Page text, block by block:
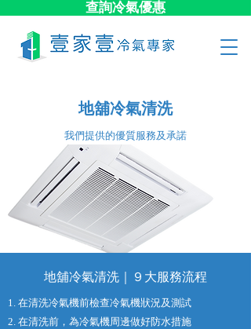
查詢冷氣優惠
地舖冷氣清洗
​我們提供的優質服務及承諾
地舖冷氣清洗｜９大​服務流程
1. 在清洗冷氣機前檢查冷氣機狀況及測試
2. 在清洗前，為冷氣機周邊做好防水措施